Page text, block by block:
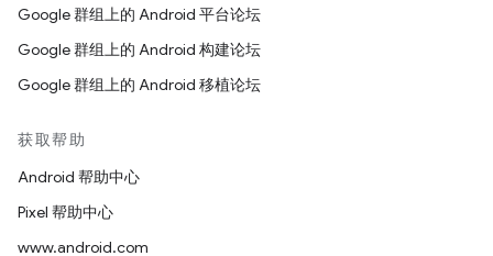
Google 群组上的 Android 平台论坛
Google 群组上的 Android 构建论坛
Google 群组上的 Android 移植论坛
获取帮助
Android 帮助中心
Pixel 帮助中心
www.android.com